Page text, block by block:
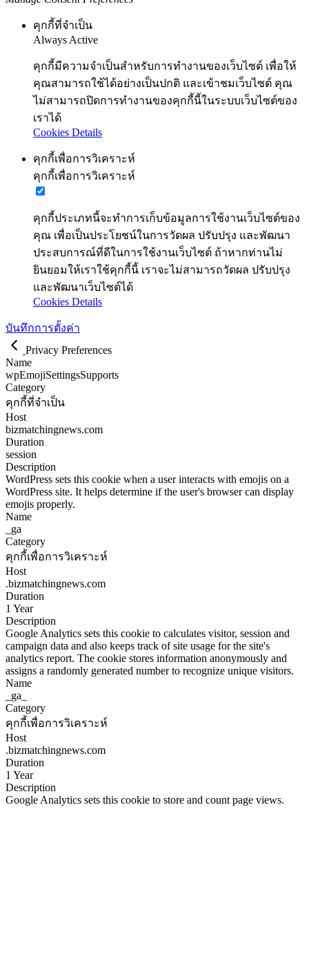
คุกกี้ที่จำเป็น
Always Active
คุกกี้มีความจำเป็นสำหรับการทำงานของเว็บไซต์ เพื่อให้
คุณสามารถใช้ได้อย่างเป็นปกติ และเข้าชมเว็บไซต์ คุณ
ไม่สามารถปิดการทำงานของคุกกี้นี้ในระบบเว็บไซต์ของ
เราได้
Cookies Details
คุกกี้เพื่อการวิเคราะห์
คุกกี้เพื่อการวิเคราะห์
คุกกี้ประเภทนี้จะทำการเก็บข้อมูลการใช้งานเว็บไซต์ของ
คุณ เพื่อเป็นประโยชน์ในการวัดผล ปรับปรุง และพัฒนา
ประสบการณ์ที่ดีในการใช้งานเว็บไซต์ ถ้าหากท่านไม่
ยินยอมให้เราใช้คุกกี้นี้ เราจะไม่สามารถวัดผล ปรับปรุง
และพัฒนาเว็บไซต์ได้
Cookies Details
บันทึกการตั้งค่า
Privacy Preferences
Name
wpEmojiSettingsSupports
Category
คุกกี้ที่จำเป็น
Host
bizmatchingnews.com
Duration
session
Description
WordPress sets this cookie when a user interacts with emojis on a
WordPress site. It helps determine if the user's browser can display
emojis properly.
Name
_ga
Category
คุกกี้เพื่อการวิเคราะห์
Host
.bizmatchingnews.com
Duration
1 Year
Description
Google Analytics sets this cookie to calculates visitor, session and
campaign data and also keeps track of site usage for the site's
analytics report. The cookie stores information anonymously and
assigns a randomly generated number to recognize unique visitors.
Name
_ga_
Category
คุกกี้เพื่อการวิเคราะห์
Host
.bizmatchingnews.com
Duration
1 Year
Description
Google Analytics sets this cookie to store and count page views.